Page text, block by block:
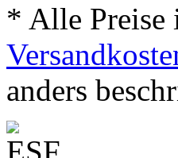
* Alle Preise
anders